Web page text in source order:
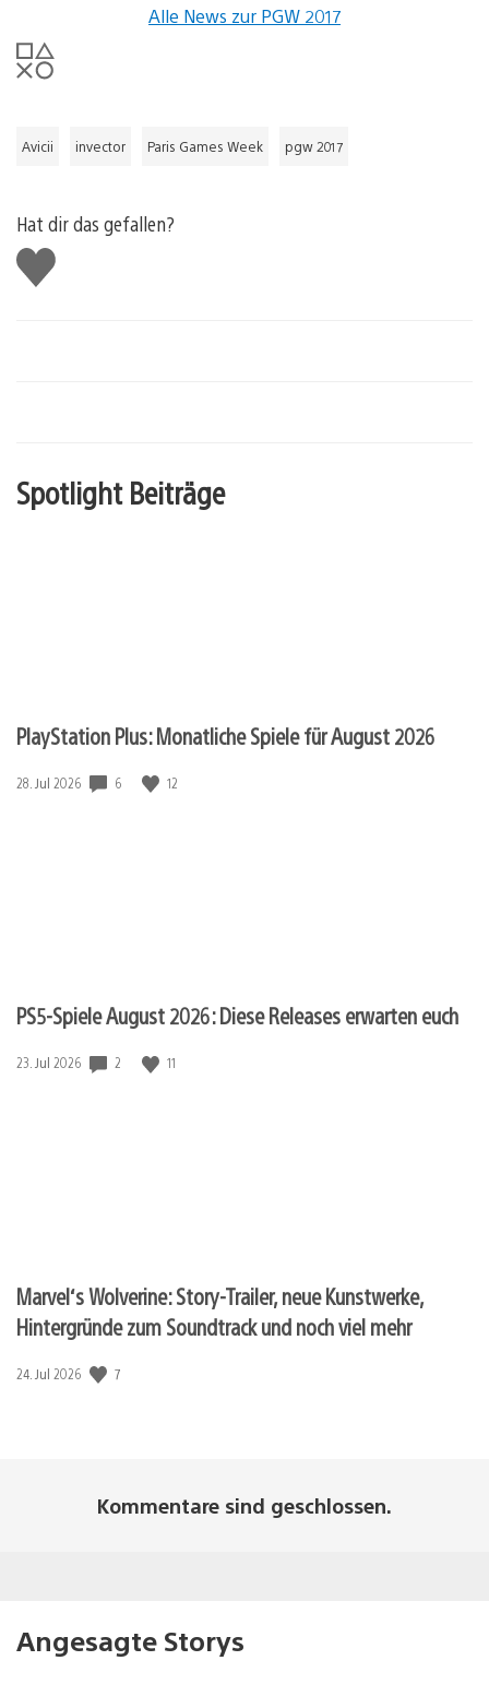
Alle News zur PGW 2017
Avicii invector Paris Games Week pgw 2017
Hat dir das gefallen?
Gefällt
mir
Spotlight Beiträge
PlayStation Plus: Monatliche Spiele für August 2026
Veröffentlichungsdatum:
28. Jul 2026 6 12
PS5-Spiele August 2026: Diese Releases erwarten euch
Veröffentlichungsdatum:
23. Jul 2026 2 11
Marvel‘s Wolverine: Story-Trailer, neue Kunstwerke,
Hintergründe zum Soundtrack und noch viel mehr
Veröffentlichungsdatum:
24. Jul 2026 7
Kommentare sind geschlossen.
Angesagte Storys